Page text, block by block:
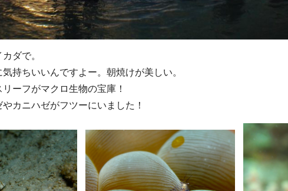
ダで。
持ちいいんですよー。朝焼けが美しい。
ーフがマクロ生物の宝庫！
カニハゼがフツーにいました！